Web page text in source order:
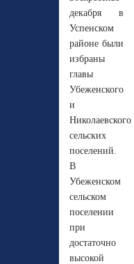
декабря в
Успенском
районе были
избраны
главы
Убеженского
и
Николаевского
сельских
поселений.
В
Убеженском
сельском
поселении
при
достаточно
высокой